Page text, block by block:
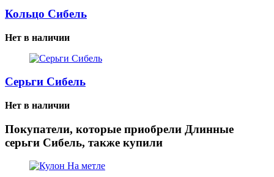
Кольцо Сибель
Нет в наличии
Серьги Сибель
Нет в наличии
Покупатели, которые приобрели Длинные
серьги Сибель, также купили